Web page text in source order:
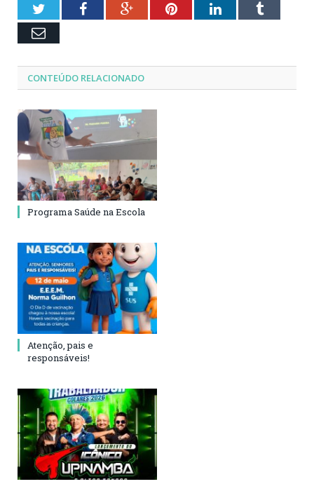
TwitterFacebookGoogle+PinterestLinkedInTumblr
Email
CONTEÚDO RELACIONADO
Programa Saúde na Escola
Atenção, pais e
responsáveis!